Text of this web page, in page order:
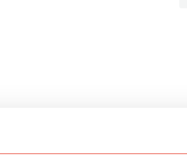
van de Zakat?